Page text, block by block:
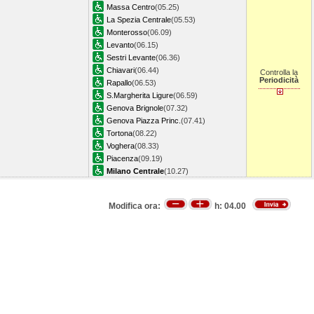
Massa Centro(05.25)
La Spezia Centrale(05.53)
Monterosso(06.09)
Levanto(06.15)
Sestri Levante(06.36)
Chiavari(06.44)
Rapallo(06.53)
S.Margherita Ligure(06.59)
Genova Brignole(07.32)
Genova Piazza Princ. (07.41)
Tortona(08.22)
Voghera(08.33)
Piacenza(09.19)
Milano Centrale(10.27)
Controlla la
Periodicità
Modifica ora: h: 04.00